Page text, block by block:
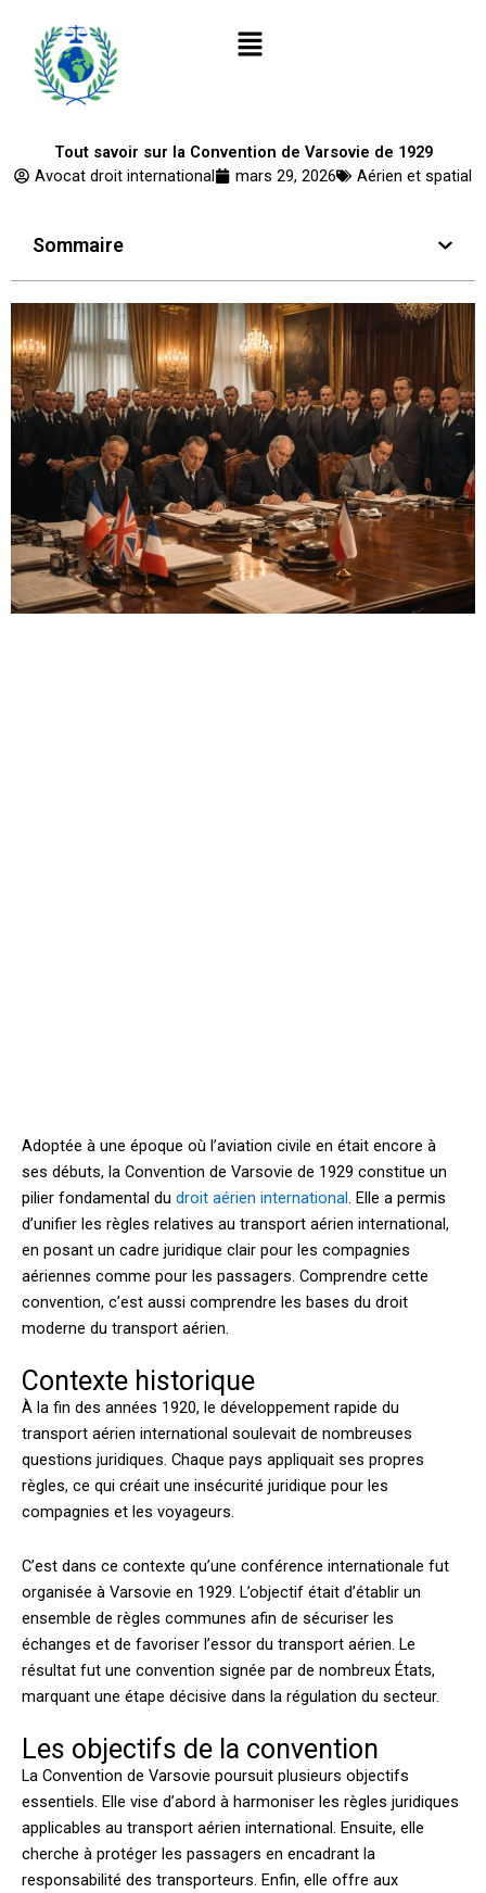
contenu
Menu
Tout savoir sur la Convention de Varsovie de 1929
Avocat droit international
mars 29, 2026 Aérien et spatial
Sommaire
Adoptée à une époque où l’aviation civile en était encore à
ses débuts, la Convention de Varsovie de 1929 constitue un
pilier fondamental du droit aérien international. Elle a permis
d’unifier les règles relatives au transport aérien international,
en posant un cadre juridique clair pour les compagnies
aériennes comme pour les passagers. Comprendre cette
convention, c’est aussi comprendre les bases du droit
moderne du transport aérien.
Contexte historique
À la fin des années 1920, le développement rapide du
transport aérien international soulevait de nombreuses
questions juridiques. Chaque pays appliquait ses propres
règles, ce qui créait une insécurité juridique pour les
compagnies et les voyageurs.
C’est dans ce contexte qu’une conférence internationale fut
organisée à Varsovie en 1929. L’objectif était d’établir un
ensemble de règles communes afin de sécuriser les
échanges et de favoriser l’essor du transport aérien. Le
résultat fut une convention signée par de nombreux États,
marquant une étape décisive dans la régulation du secteur.
Les objectifs de la convention
La Convention de Varsovie poursuit plusieurs objectifs
essentiels. Elle vise d’abord à harmoniser les règles juridiques
applicables au transport aérien international. Ensuite, elle
cherche à protéger les passagers en encadrant la
responsabilité des transporteurs. Enfin, elle offre aux